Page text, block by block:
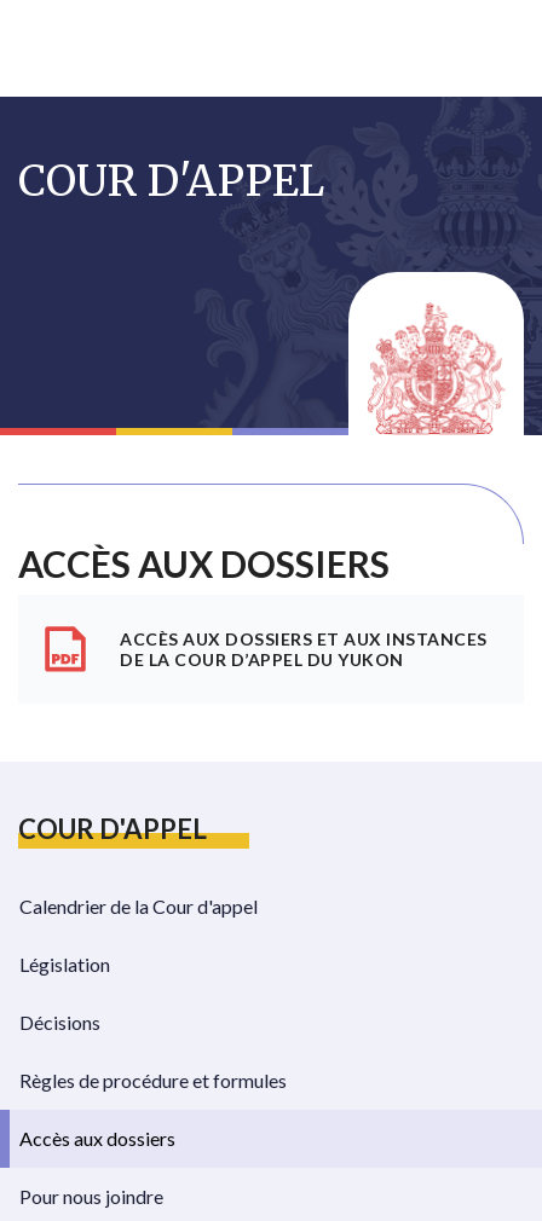
contenu
principal
COUR D'APPEL
COUR D'APPEL
Calendrier de la Cour d'appel
Législation
Décisions
Règles de procédure et formules
Accès aux dossiers
Pour nous joindre
ACCÈS AUX DOSSIERS
ACCÈS AUX DOSSIERS ET AUX INSTANCES
DE LA COUR D’APPEL DU YUKON